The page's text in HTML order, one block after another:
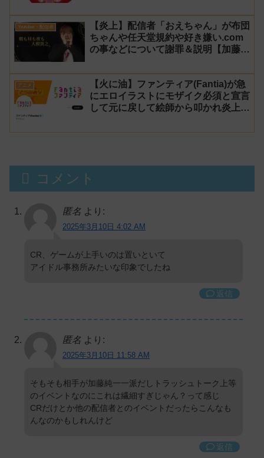
Youtuber・配信者
【炎上】配信者「おえちゃん」が布団
ちゃんや任天堂規約や好き嫌い.com
の事などについて謝罪＆説明【加藤純
アニメ
【火に油】ファンティア(Fantia)が急
にエロイラストにモザイク必須と宣言
して元に戻して絵師から叩かれ炎上し
コメント
匿名 より:
2025年3月10日 4:02 AM
CR、ゲームが上手いのは置いといて
アイドル事務所みたいな印象でしたね
返信
匿名 より:
2025年3月10日 11:58 AM
そもそも相手が加藤純一一派だしトラッシュトーク上等
のイベントなのにこれは繊細すぎじゃん？って感じ
CRだけとか他の配信者とのイベントだったらこんなも
んなのかもしれんけど
返信